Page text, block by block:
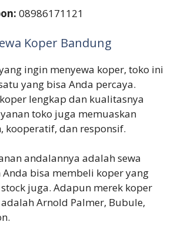
08986171121
Koper Bandung
ingin menyewa koper, toko ini
yang bisa Anda percaya.
lengkap dan kualitasnya
toko juga memuaskan
kooperatif, dan responsif.
andalannya adalah sewa
bisa membeli koper yang
juga. Adapun merek koper
Arnold Palmer, Bubule,